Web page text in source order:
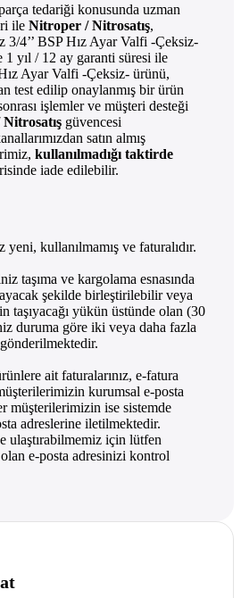
tedariği konusunda uzman
ile Nitroper / Nitrosatış,
3/4’’ BSP Hız Ayar Valfi -Çeksiz-
yıl / 12 ay garanti süresi ile
Hız Ayar Valfi -Çeksiz- ürünü,
test edilip onaylanmış bir ürün
işlemler ve müşteri desteği
güvencesi
satın almış
kullanılmadığı taktirde
iade edilebilir.
kullanılmamış ve faturalıdır.
taşıma ve kargolama esnasında
şekilde birleştirilebilir veya
taşıyacağı yükün üstünde olan (30
duruma göre iki veya daha fazla
ait faturalarınız, e-fatura
kurumsal e-posta
müşterilerimizin ise sistemde
adreslerine iletilmektedir.
ulaştırabilmemiz için lütfen
olan e-posta adresinizi kontrol